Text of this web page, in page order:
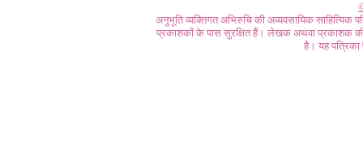
अनुभूति व्यक्तिगत अभिरुचि की अव्यवसायिक
प्रकाशकों के पास सुरक्षित हैं। लेखक अथवा प्रकाशक की
है। यह पत्रिका